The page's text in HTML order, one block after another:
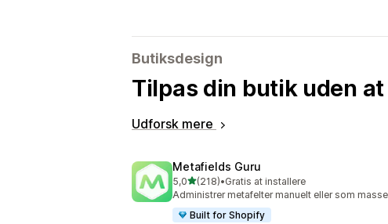
Butiksdesign
Tilpas din butik uden
Udforsk mere
Metafields Guru
5,0ud af 5 stjerner
(218)
218 anmeldelser i alt
•Gratis at installere
Administrer metafelter manuelt eller som
Built for Shopify